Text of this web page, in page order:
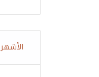
الأشهر